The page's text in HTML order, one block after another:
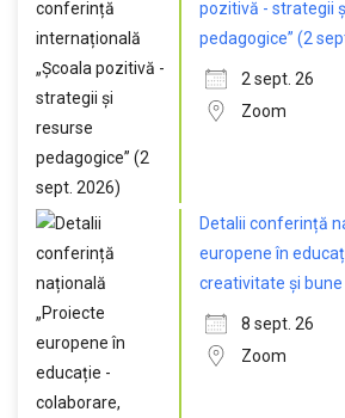
pozitivă - strategii
pedagogice” (2
2 sept. 26
Zoom
Detalii conferință
europene în
creativitate și bune
8 sept. 26
Zoom